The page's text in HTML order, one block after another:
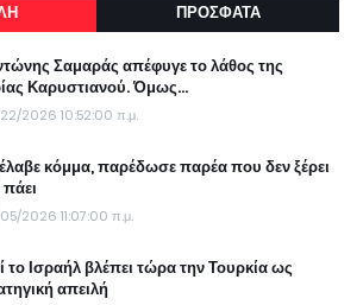
ΠΡΟΣΦΑΤΑ
Σαμαράς απέφυγε το λάθος της
Καρυστιανού. Όμως...
2026 10:52:00 π.μ.
κόμμα, παρέδωσε παρέα που δεν ξέρει
2026 11:07:00 π.μ.
το Ισραήλ βλέπει τώρα την Τουρκία ως
απειλή